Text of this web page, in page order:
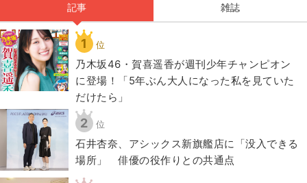
記事 雑誌
1 位
乃木坂46・賀喜遥香が週刊少年チャンピオン
に登場！「5年ぶん大人になった私を見ていた
だけたら」
2 位
石井杏奈、アシックス新旗艦店に「没入できる
場所」 俳優の役作りとの共通点